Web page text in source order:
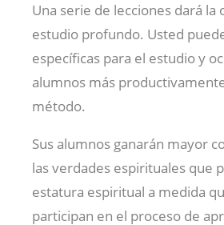
Una serie de lecciones dará la
estudio profundo. Usted
específicas para el estudio y
alumnos más
método.
Sus alumnos ganarán mayor
las verdades espirituales que
estatura espiritual a medida
participan en el proceso de